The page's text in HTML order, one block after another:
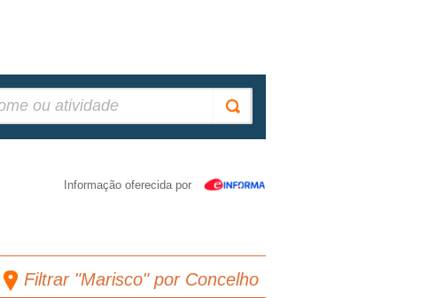
Informação oferecida por
Filtrar "Marisco" por Concelho